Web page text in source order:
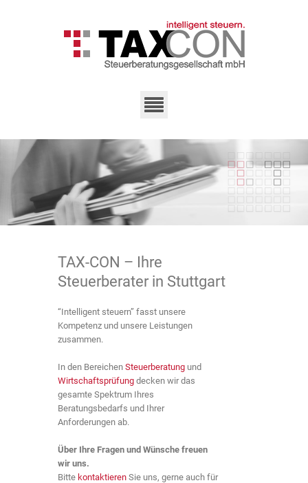
TAX-CON – Ihre
Steuerberater in Stuttgart
“Intelligent steuern” fasst unsere
Kompetenz und unsere Leistungen
zusammen.
In den Bereichen Steuerberatung und
Wirtschaftsprüfung decken wir das
gesamte Spektrum Ihres
Beratungsbedarfs und Ihrer
Anforderungen ab.
Über Ihre Fragen und Wünsche freuen
wir uns.
Bitte kontaktieren Sie uns, gerne auch für